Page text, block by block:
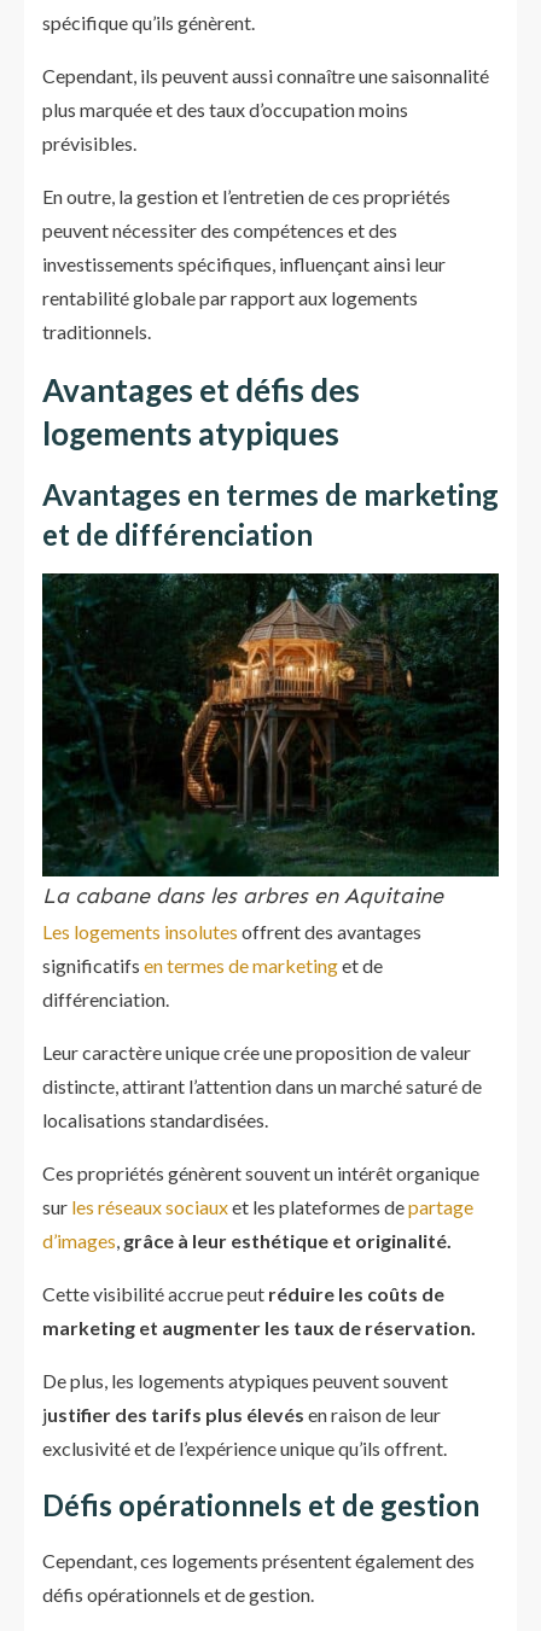
spécifique qu’ils génèrent.
Cependant, ils peuvent aussi connaître une saisonnalité
plus marquée et des taux d’occupation moins
prévisibles.
En outre, la gestion et l’entretien de ces propriétés
peuvent nécessiter des compétences et des
investissements spécifiques, influençant ainsi leur
rentabilité globale par rapport aux logements
traditionnels.
Avantages et défis des
logements atypiques
Avantages en termes de marketing
et de différenciation
La cabane dans les arbres en Aquitaine
Les logements insolutes offrent des avantages
significatifs en termes de marketinget de
différenciation.
Leur caractère unique crée une proposition de valeur
distincte, attirant l’attention dans un marché saturé de
localisations standardisées.
Ces propriétés génèrent souvent un intérêt organique
sur les réseaux sociauxet les plateformes departage
d’images, grâce à leur esthétique et originalité.
Cette visibilité accrue peut réduire les coûts de
marketing et augmenter les taux de réservation.
De plus, les logements atypiques peuvent souvent
justifier des tarifs plus élevés en raison de leur
exclusivité et de l’expérience unique qu’ils offrent.
Défis opérationnels et de gestion
Cependant, ces logements présentent également des
défis opérationnels et de gestion.